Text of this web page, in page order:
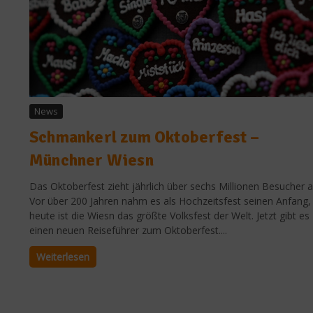
News
Schmankerl zum Oktoberfest –
Münchner Wiesn
Das Oktoberfest zieht jährlich über sechs Millionen Besucher
Vor über 200 Jahren nahm es als Hochzeitsfest seinen Anfang,
heute ist die Wiesn das größte Volksfest der Welt. Jetzt gibt es
einen neuen Reiseführer zum Oktoberfest....
Weiterlesen